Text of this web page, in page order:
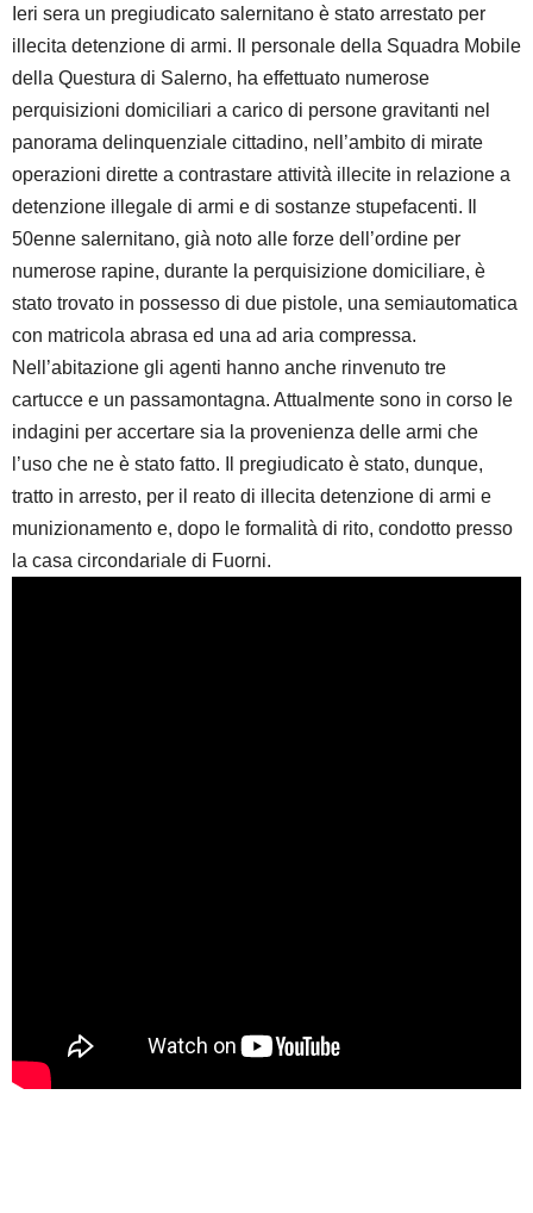
Ieri sera un pregiudicato salernitano è stato arrestato per
illecita detenzione di armi. Il personale della Squadra Mobile
della Questura di Salerno, ha effettuato numerose
perquisizioni domiciliari a carico di persone gravitanti nel
panorama delinquenziale cittadino, nell’ambito di mirate
operazioni dirette a contrastare attività illecite in relazione a
detenzione illegale di armi e di sostanze stupefacenti. Il
50enne salernitano, già noto alle forze dell’ordine per
numerose rapine, durante la perquisizione domiciliare, è
stato trovato in possesso di due pistole, una semiautomatica
con matricola abrasa ed una ad aria compressa.
Nell’abitazione gli agenti hanno anche rinvenuto tre
cartucce e un passamontagna. Attualmente sono in corso le
indagini per accertare sia la provenienza delle armi che
l’uso che ne è stato fatto. Il pregiudicato è stato, dunque,
tratto in arresto, per il reato di illecita detenzione di armi e
munizionamento e, dopo le formalità di rito, condotto presso
la casa circondariale di Fuorni.